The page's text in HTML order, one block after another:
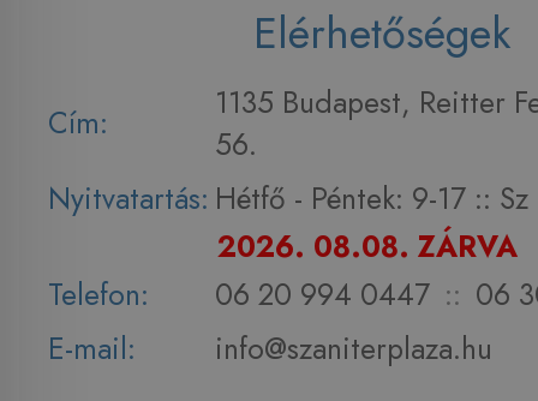
Elérhetőségek
Cím:
1135 Budapest, Reitter
56.
Nyitvatartás: Hétfő - Péntek: 9-17 :: Sz
2026. 08.08. ZÁRVA
Telefon:
06 20 994 0447 :: 06
E-mail:
info@szaniterplaza.hu